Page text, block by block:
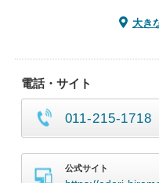
大き
電話・サイト
011-215-1718
公式サイト